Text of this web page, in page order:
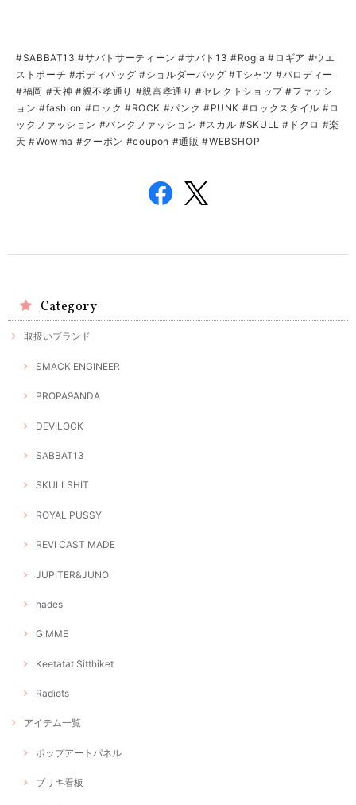
#SABBAT13 #サバトサーティーン #サバト13 #Rogia #ロギア #ウエ
ストポーチ #ボディバッグ #ショルダーバッグ #Tシャツ #パロディー
#福岡 #天神 #親不孝通り #親富孝通り #セレクトショップ #ファッシ
ョン #fashion #ロック #ROCK #パンク #PUNK #ロックスタイル #ロ
ックファッション #パンクファッション #スカル #SKULL #ドクロ #楽
天 #Wowma #クーポン #coupon #通販 #WEBSHOP
Category
取扱いブランド
SMACK ENGINEER
PROPA9ANDA
DEVILOCK
SABBAT13
SKULLSHIT
ROYAL PUSSY
REVI CAST MADE
JUPITER&JUNO
hades
GiMME
Keetatat Sitthiket
Radiots
アイテム一覧
ポップアートパネル
ブリキ看板